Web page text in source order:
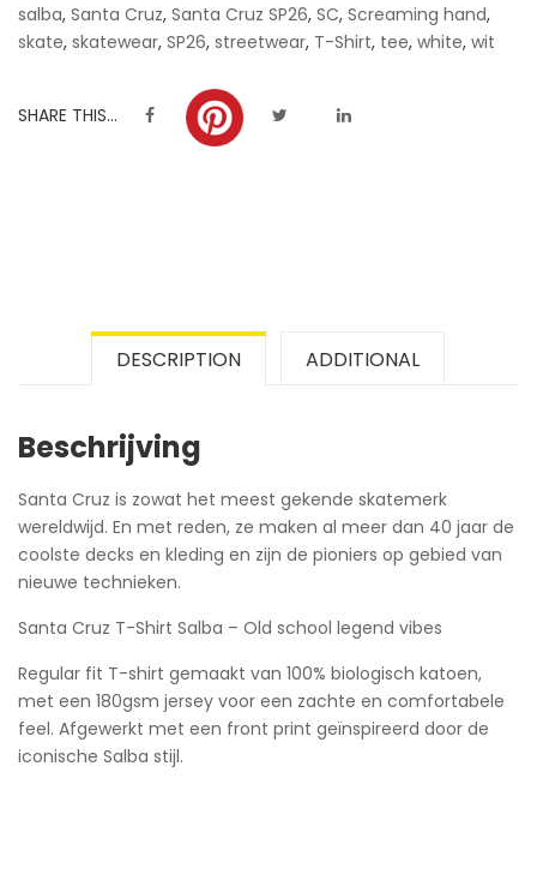
salba, Santa Cruz, Santa Cruz SP26, SC, Screaming hand,
skate, skatewear, SP26, streetwear, T-Shirt, tee, white, wit
SHARE THIS...
DESCRIPTION ADDITIONAL
Beschrijving
Santa Cruz is zowat het meest gekende skatemerk
wereldwijd. En met reden, ze maken al meer dan 40 jaar de
coolste decks en kleding en zijn de pioniers op gebied van
nieuwe technieken.
Santa Cruz T-Shirt Salba – Old school legend vibes
Regular fit T-shirt gemaakt van 100% biologisch katoen,
met een 180gsm jersey voor een zachte en comfortabele
feel. Afgewerkt met een front print geïnspireerd door de
iconische Salba stijl.